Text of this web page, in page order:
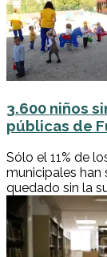
3.600 niños
públicas de
Sólo el 11% de
municipales han
quedado sin la